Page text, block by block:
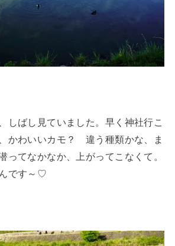
しばし見ていました。早く神社行こ
かわいいカモ？ 違う種類かな、ま
ってなかなか、上がってこなくて。
です～♡